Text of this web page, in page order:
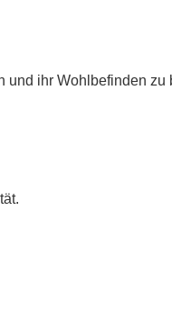
und ihr Wohlbefinden zu